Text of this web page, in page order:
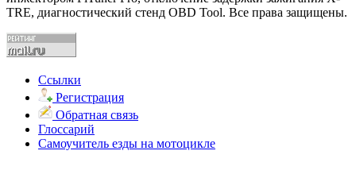
TRE, диагностический стенд OBD Tool. Все права защищены.
Ссылки
Регистрация
Обратная связь
Глоссарий
Самоучитель езды на мотоцикле